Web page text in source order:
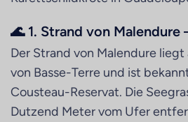
🌊 1. Strand von Malendure
Der Strand von Malendure
von Basse-Terre und ist
Cousteau-Reservat. Die
Dutzend Meter vom Ufer